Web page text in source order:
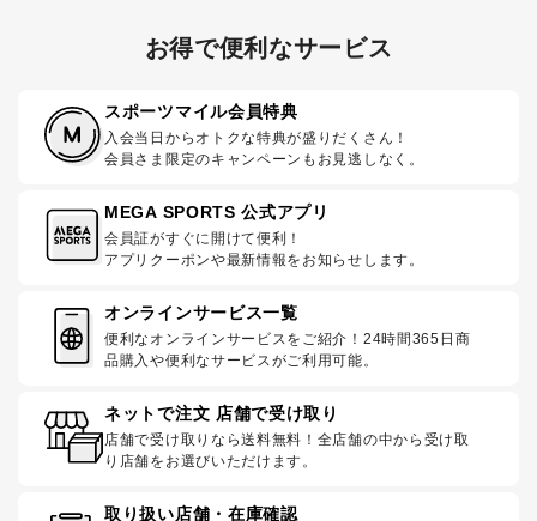
お得で便利なサービス
スポーツマイル会員特典
入会当日からオトクな特典が盛りだくさん！
会員さま限定のキャンペーンもお見逃しなく。
MEGA SPORTS 公式アプリ
会員証がすぐに開けて便利！
アプリクーポンや最新情報をお知らせします。
オンラインサービス一覧
便利なオンラインサービスをご紹介！24時間365日商
品購入や便利なサービスがご利用可能。
ネットで注文 店舗で受け取り
店舗で受け取りなら送料無料！全店舗の中から受け取
り店舗をお選びいただけます。
取り扱い店舗・在庫確認